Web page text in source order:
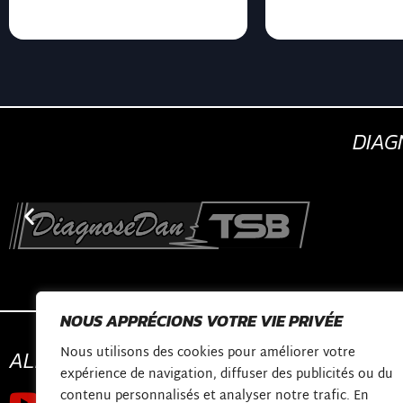
NOUS APPRÉCIONS VOTRE VIE PRIVÉE
Nous utilisons des cookies pour améliorer votre
expérience de navigation, diffuser des publicités ou du
contenu personnalisés et analyser notre trafic. En
ALLONSCONNECTER CONTACTER